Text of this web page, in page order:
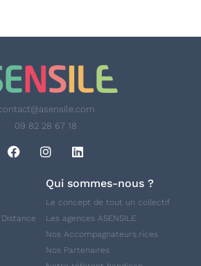
09 82 28 67 18
Qui sommes-nous ?
Le concept de tout un collectif
Les agences ASENSILE
Nos Accompagnateurs.rices
Nos Partenaires